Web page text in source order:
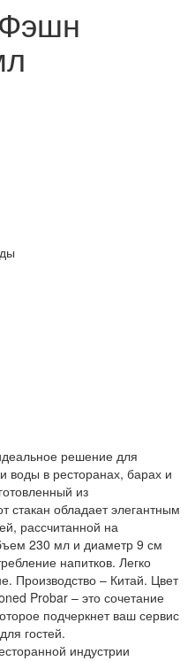
решение для
воды в ресторанах, барах и
из
стакан обладает элегантным
рассчитанной на
230 мл и диаметр 9 см
напитков. Легко
Производство – Китай. Цвет
Probar – это сочетание
подчеркнет ваш сервис
гостей.
индустрии